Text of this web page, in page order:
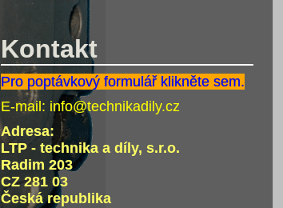
Kontakt
Pro poptávkový formulář klikněte sem.
E-mail: info@technikadily.cz
Adresa:
LTP - technika a díly, s.r.o.
Radim 203
CZ 281 03
Česká republika